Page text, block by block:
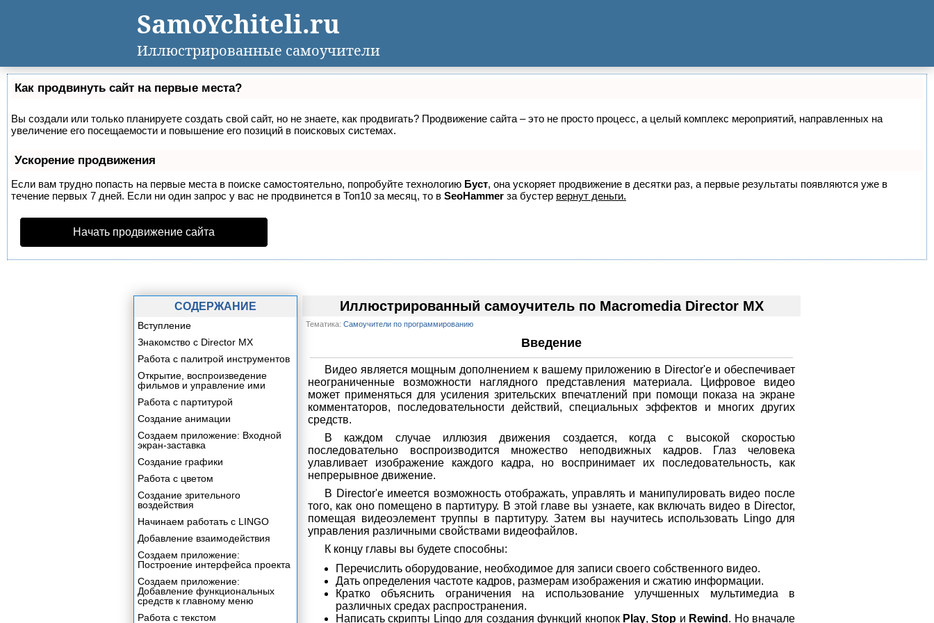
Как продвинуть сайт на первые места?
Вы создали или только планируете создать свой сайт, но не знаете, как продвигать? Продвижение сайта – это не просто процесс, а целый комплекс мероприятий, направленных на
увеличение его посещаемости и повышение его позиций в поисковых системах.
Ускорение продвижения
Если вам трудно попасть на первые места в поиске самостоятельно, попробуйте технологию Буст, она ускоряет продвижение в десятки раз, а первые результаты появляются уже в
течение первых 7 дней. Если ни один запрос у вас не продвинется в Топ10 за месяц, то в SeoHammer за бустер вернут деньги.
Начать продвижение сайта
Иллюстрированный самоучитель по Macromedia Director MX
Тематика: Самоучители по программированию
Введение
Видео является мощным дополнением к вашему приложению в Director'е и обеспечивает
неограниченные возможности наглядного представления материала. Цифровое видео
может применяться для усиления зрительских впечатлений при помощи показа на экране
комментаторов, последовательности действий, специальных эффектов и многих других
средств.
В каждом случае иллюзия движения создается, когда с высокой скоростью
последовательно воспроизводится множество неподвижных кадров. Глаз человека
улавливает изображение каждого кадра, но воспринимает их последовательность, как
непрерывное движение.
В Director'e имеется возможность отображать, управлять и манипулировать видео после
того, как оно помещено в партитуру. В этой главе вы узнаете, как включать видео в Director,
помещая видеоэлемент труппы в партитуру. Затем вы научитесь использовать Lingo для
управления различными свойствами видеофайлов.
К концу главы вы будете способны:
Перечислить оборудование, необходимое для записи своего собственного видео.
Дать определения частоте кадров, размерам изображения и сжатию информации.
Кратко объяснить ограничения на использование улучшенных мультимедиа в
различных средах распространения.
Написать скрипты Lingo для создания функций кнопок Play,Stop и Rewind . Но вначале
СОДЕРЖАНИЕ
Вступление
Знакомство с Director MX
Работа с палитрой инструментов
Открытие, воспроизведение
фильмов и управление ими
Работа с партитурой
Создание анимации
Создаем приложение: Входной
экран-заставка
Создание графики
Работа с цветом
Создание зрительного
воздействия
Начинаем работать с LINGO
Добавление взаимодействия
Создаем приложение:
Построение интерфейса проекта
Создаем приложение:
Добавление функциональных
средств к главному меню
Работа с текстом
SamoYchiteli.ru
Иллюстрированные самоучители